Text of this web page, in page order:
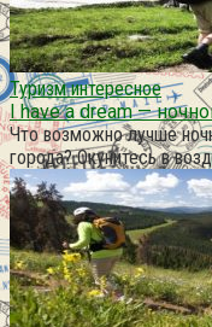
Туризм интересное
I have a dream —
Что возможно лучше
города? Окунитесь в